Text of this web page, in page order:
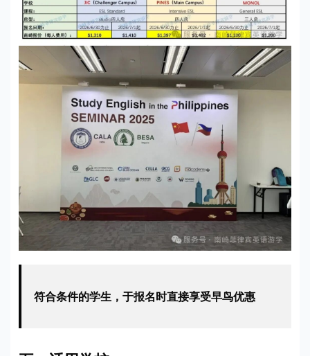
符合条件的学生，于报名时直接享受早鸟优惠